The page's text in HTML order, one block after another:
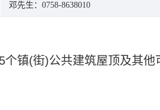
邓先生：0758-8638010
个镇(街)公共建筑屋顶及其